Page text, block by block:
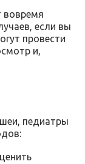
вовремя
если вы
провести
и,
педиатры